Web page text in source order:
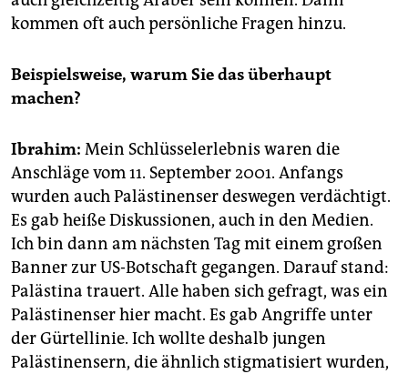
kommen oft auch persönliche Fragen hinzu.
Beispielsweise, warum Sie das überhaupt
machen?
Ibrahim: Mein Schlüsselerlebnis waren die
Anschläge vom 11. September 2001. Anfangs
wurden auch Palästinenser deswegen verdächtigt.
Es gab heiße Diskussionen, auch in den Medien.
Ich bin dann am nächsten Tag mit einem großen
Banner zur US-Botschaft gegangen. Darauf stand:
Palästina trauert. Alle haben sich gefragt, was ein
Palästinenser hier macht. Es gab Angriffe unter
der Gürtellinie. Ich wollte deshalb jungen
Palästinensern, die ähnlich stigmatisiert wurden,